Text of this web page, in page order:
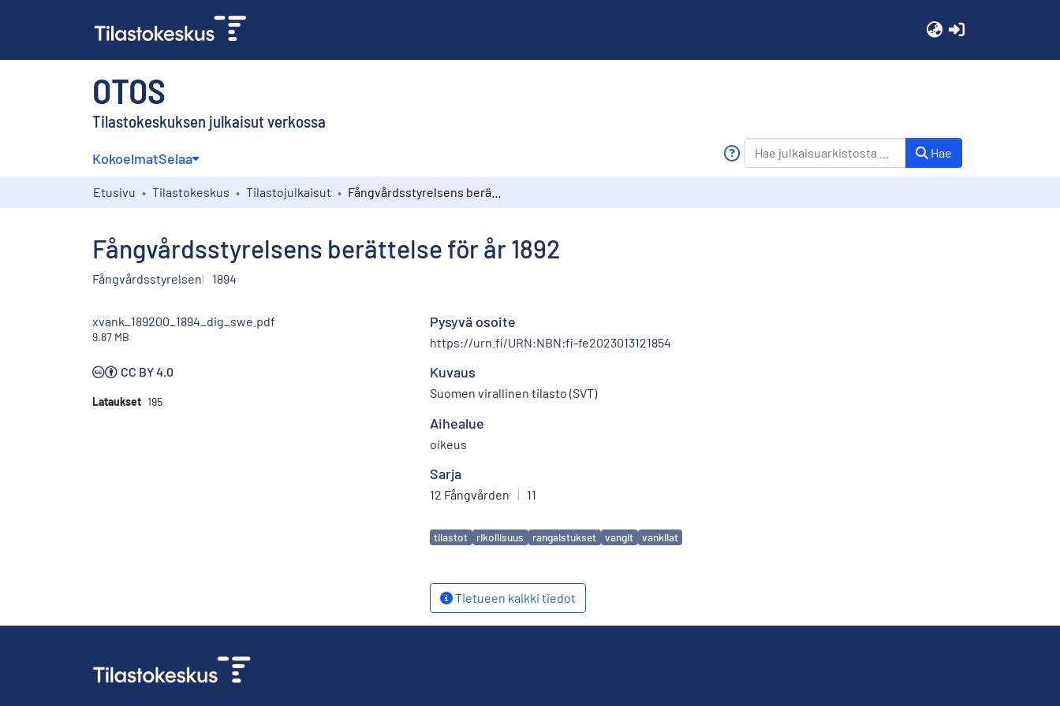
OTOS
Tilastokeskuksen julkaisut verkossa
KokoelmatSelaa Hae
Etusivu Tilastokeskus Tilastojulkaisut
Fångvårdsstyrelsens berättelse för år 1892
Fångvårdsstyrelsen 1894
xvank_189200_1894_dig_swe.pdf
9.87 MB
CC BY 4.0
Lataukset 195
Pysyvä osoite
https://urn.fi/URN:NBN:fi-fe2023013121854
Kuvaus
Suomen virallinen tilasto (SVT)
Aihealue
oikeus
Sarja
12 Fångvården | 11
Avainsanat
tilastot rikollisuus rangaistukset vangit vankilat
Tietueen kaikki tiedot